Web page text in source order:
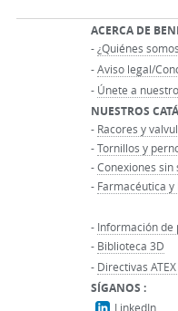
ACERCA DE
-¿Quiénes
-Aviso legal/
- Únete a
NUESTROS
- Racores y
-Tornillos y
-Conexiones sin
- Farmacéutica
- Información de
- Biblioteca 3D
- Directivas
SÍGANOS :
LinkedIn